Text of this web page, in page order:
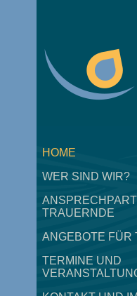
HOME
WER SIND WIR?
TRAUERNDE
ANGEBOTE FÜR
TERMINE UND